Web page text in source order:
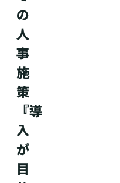
の
人
事
施
策
『導
入
が
目